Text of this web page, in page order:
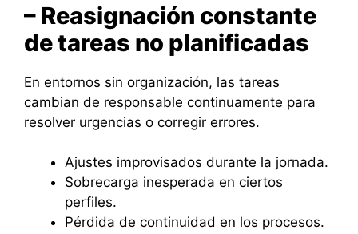
– Reasignación constante
de tareas no planificadas
En entornos sin organización, las tareas
cambian de responsable continuamente para
resolver urgencias o corregir errores.
Ajustes improvisados durante la jornada.
Sobrecarga inesperada en ciertos
perfiles.
Pérdida de continuidad en los procesos.